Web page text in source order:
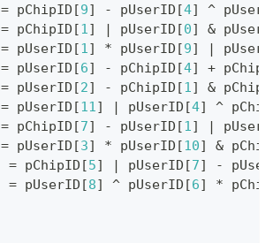
= pChipID [9] - pUserID [4] ^
= pChipID [1] | pUserID [0] &
= pUserID [1] * pUserID [9] |
= pUserID [6] - pChipID [4] +
= pUserID [2] - pChipID [1] &
= pUserID [11] | pUserID [4] ^
= pChipID [7] - pUserID [1] |
= pUserID [3] * pUserID [10] &
= pChipID [5] | pUserID [7] -
= pUserID [8] ^ pUserID [6] *